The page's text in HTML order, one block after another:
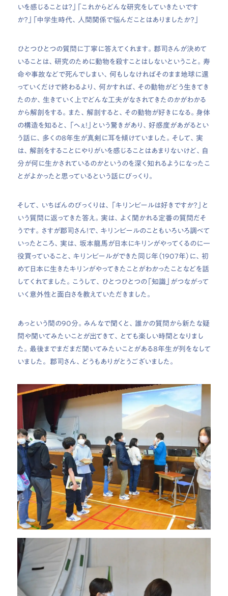
いを感じることは？」「これからどんな研究をしていきたいです
か？」「中学生時代、人間関係で悩んだことはありましたか？」
ひとつひとつの質問に丁寧に答えてくれます。郡司さんが決めて
いることは、研究のために動物を殺すことはしないということ。寿
命や事故などで死んでしまい、何もしなければそのまま地球に還
っていくだけで終わるより、何かすれば、その動物がどう生きてき
たのか、生きていく上でどんな工夫がなされてきたのかがわかる
から解剖をする。また、解剖すると、その動物が好きになる。身体
の構造を知ると、「へぇ！」という驚きがあり、好感度があがるとい
う話に、多くの8年生が真剣に耳を傾けていました。そして、実
は、解剖をすることにやりがいを感じることはあまりないけど、自
分が何に生かされているのかというのを深く知れるようになったこ
とがよかったと思っているという話にびっくり。
そして、いちばんのびっくりは、「キリンビールは好きですか？」と
いう質問に返ってきた答え。実は、よく聞かれる定番の質問だそ
うです。さすが郡司さん！で、キリンビールのこともいろいろ調べて
いったところ、実は、坂本龍馬が日本にキリンがやってくるのに一
役買っていること、キリンビールができた同じ年（1907年）に、初
めて日本に生きたキリンがやってきたことがわかったことなどを話
してくれてました。こうして、ひとつひとつの「知識」がつながって
いく意外性と面白さを教えていただきました。
あっという間の90分。みんなで聞くと、誰かの質問から新たな疑
問や聞いてみたいことが出てきて、とても楽しい時間となりまし
た。最後までまだまだ聞いてみたいことがある8年生が列をなして
いました。 郡司さん、どうもありがとうございました。